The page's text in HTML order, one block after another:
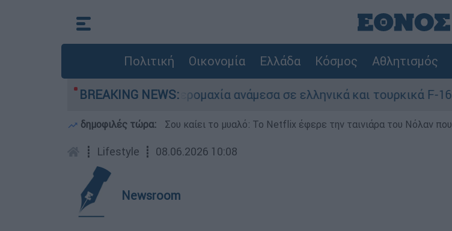
Πολιτική Οικονομία Ελλάδα Κόσμος Αθλητισμός
BREAKING NEWS:
Αιγαίο: Εικονική αερομαχία ανάμεσα σε ελληνικά και τουρκικά F-16
δημοφιλές τώρα: Σου καίει το μυαλό: Το Netflix έφερε την ταινιάρα του Νόλαν
┋ Lifestyle ┋ 08.06.2026 10:08
Newsroom